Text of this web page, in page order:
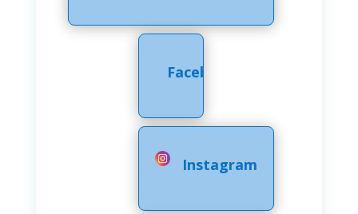
Facebook
Instagram